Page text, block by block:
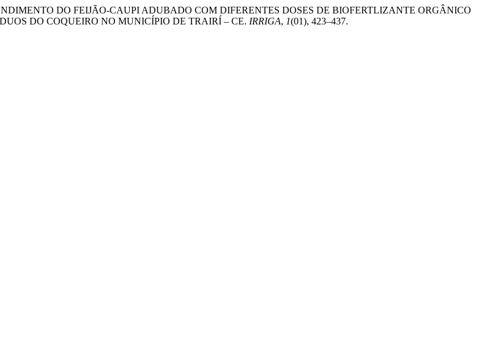
DO FEIJÃO-CAUPI ADUBADO COM DIFERENTES DOSES DE BIOFERTLIZANTE ORGÂNICO
DO COQUEIRO NO MUNICÍPIO DE TRAIRÍ – CE. IRRIGA, 1(01), 423–437.